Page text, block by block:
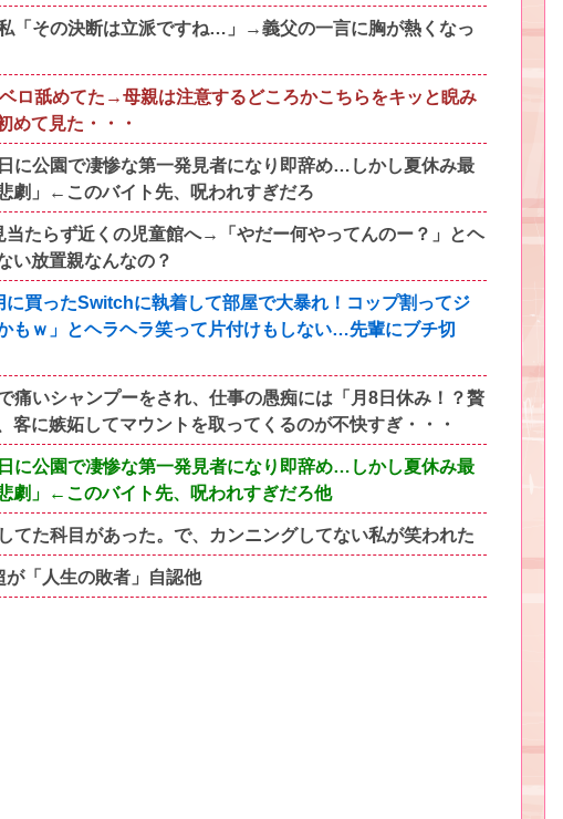
「その決断は立派ですね…」→義父の一言に胸が熱くなっ
ロ舐めてた→母親は注意するどころかこちらをキッと睨み
めて見た・・・
に公園で凄惨な第一発見者になり即辞め…しかし夏休み最
劇」←このバイト先、呪われすぎだろ
たらず近くの児童館へ→「やだー何やってんのー？」とヘ
い放置親なんなの？
買ったSwitchに執着して部屋で大暴れ！コップ割ってジ
もｗ」とヘラヘラ笑って片付けもしない…先輩にブチ切
いシャンプーをされ、仕事の愚痴には「月8日休み！？贅
に嫉妬してマウントを取ってくるのが不快すぎ・・・
に公園で凄惨な第一発見者になり即辞め…しかし夏休み最
劇」←このバイト先、呪われすぎだろ他
てた科目があった。で、カンニングしてない私が笑われた
「人生の敗者」自認他